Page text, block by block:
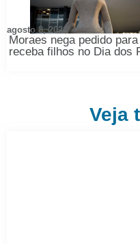
Moraes nega pedido
receba filhos no Dia dos
agosto 8, 2026
Veja